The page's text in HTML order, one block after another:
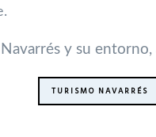
y su
TURISMO NAVARRÉS